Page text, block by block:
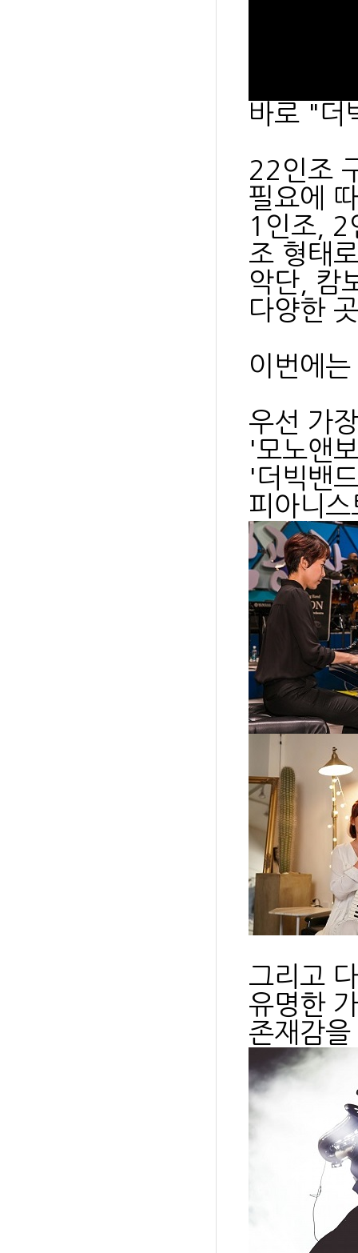
바로 "더
22인조
필요에
1인조, 2
조 형태로
악단, 캄
다양한
이번에
우선 가
'모노앤
'더빅밴
피아니
그리고
유명한
존재감